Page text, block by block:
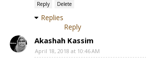
Reply Delete
Replies
Reply
Akashah Kassim
April 18, 2018 at 10:46 AM